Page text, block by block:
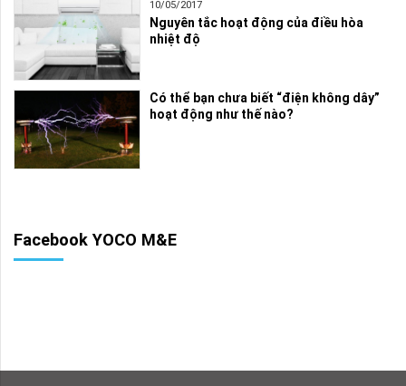
10/05/2017
Nguyên tắc hoạt động của điều hòa
nhiệt độ
Có thể bạn chưa biết “điện không dây”
hoạt động như thế nào?
Facebook YOCO M&E